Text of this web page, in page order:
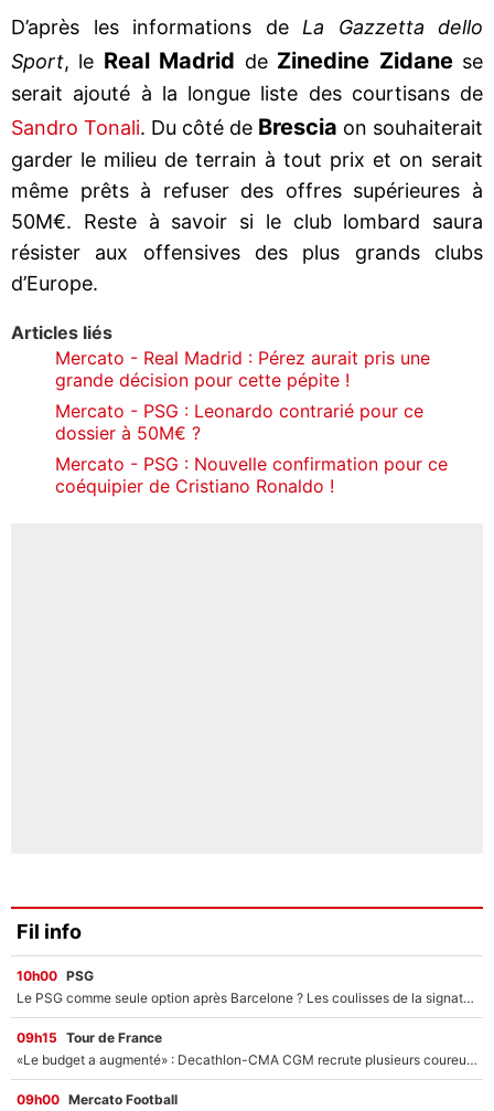
D’après les informations de La Gazzetta dello
Sport, le Real Madrid de Zinedine Zidanese
serait ajouté à la longue liste des courtisans de
Sandro Tonali. Du côté de Brescia on souhaiterait
garder le milieu de terrain à tout prix et on serait
même prêts à refuser des offres supérieures à
50M€. Reste à savoir si le club lombard saura
résister aux offensives des plus grands clubs
d’Europe.
Articles liés
Mercato - Real Madrid : Pérez aurait pris une
grande décision pour cette pépite !
Mercato - PSG : Leonardo contrarié pour ce
dossier à 50M€ ?
Mercato - PSG : Nouvelle confirmation pour ce
coéquipier de Cristiano Ronaldo !
Fil info
10h00 PSG
Le PSG comme seule option après Barcelone ? Les coulisses de la signature historique de Lionel Messi sont révélées au grand jour !
09h15 Tour de France
«Le budget a augmenté» : Decathlon-CMA CGM recrute plusieurs coureurs pour offrir à Paul Seixas une équipe pour gagner le Tour de France 2027
09h00 Mercato Football